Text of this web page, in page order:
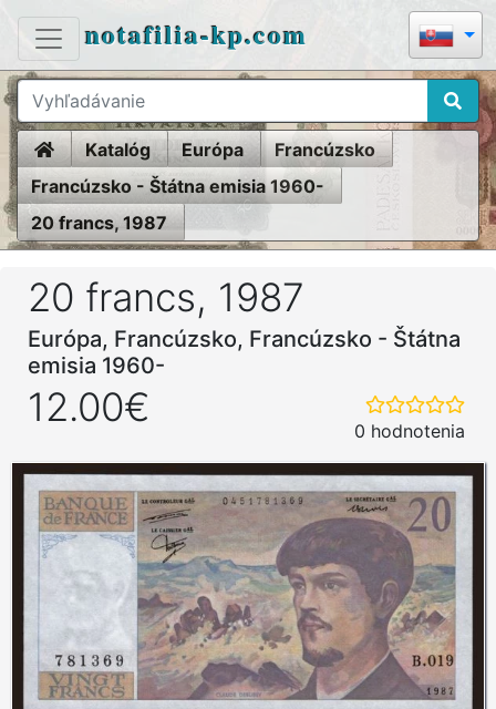
notafilia-kp.com
HomeKatalóg Európa
Francúzsko
Francúzsko - Štátna emisia 1960-
20 francs, 1987
20 francs, 1987
Európa, Francúzsko, Francúzsko - Štátna
emisia 1960-
12.00€
0 hodnotenia